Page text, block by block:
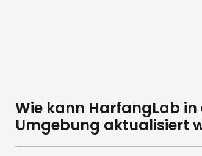
Wie kann HarfangLab in
Umgebung aktualisiert